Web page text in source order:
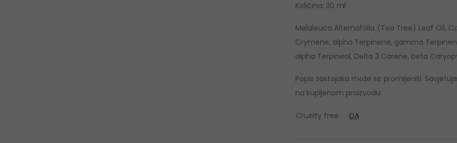
Količina: 30 ml
Melaleuca Alternafolia (Tea Tree) Leaf Oil,
Crymene, alpha Terpinene, gamma
alpha Terpineol, Delta 3 Carene, beta
Popis sastojaka može se promijeniti.
na kupljenom proizvodu.
Cruelty free DA